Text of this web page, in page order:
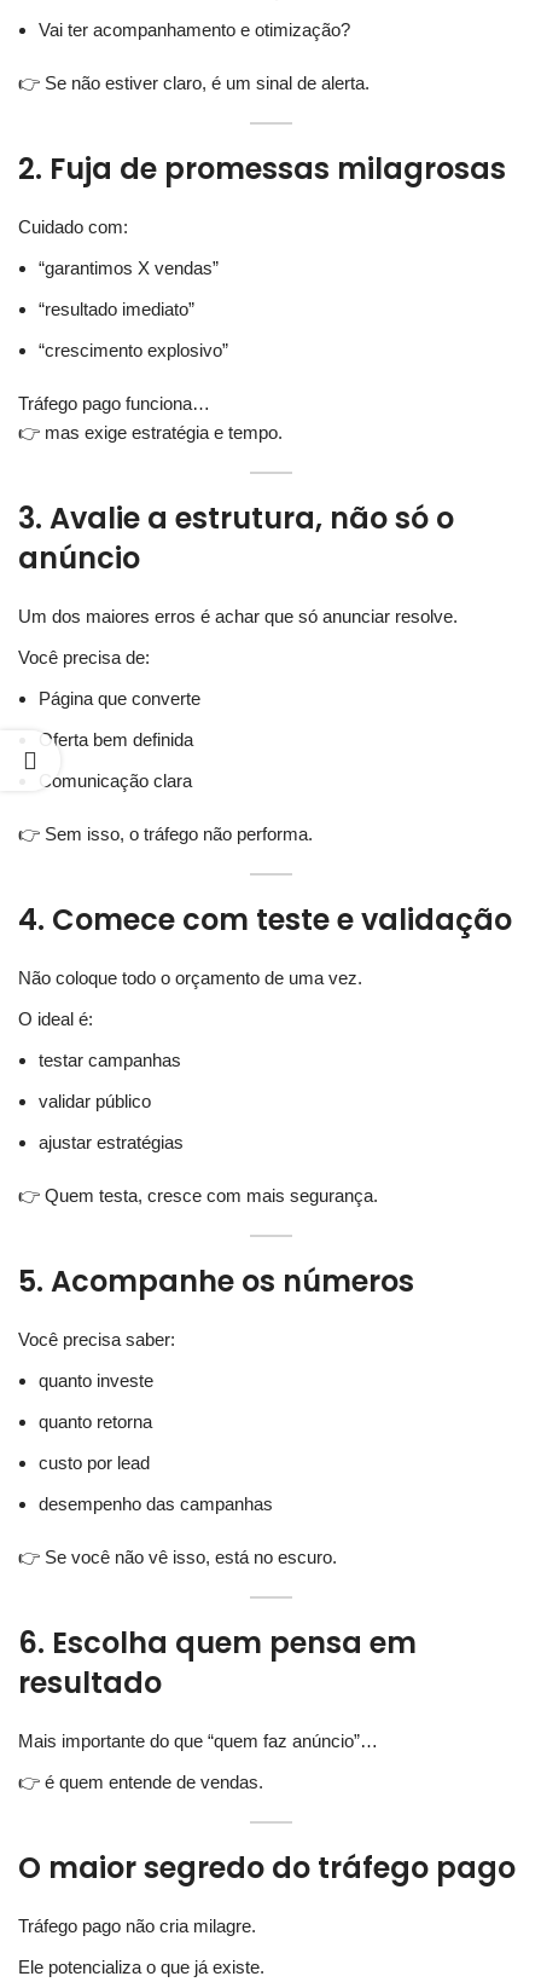
Vai ter acompanhamento e otimização?
👉 Se não estiver claro, é um sinal de alerta.
2. Fuja de promessas milagrosas
Cuidado com:
“garantimos X vendas”
“resultado imediato”
“crescimento explosivo”
Tráfego pago funciona…
👉 mas exige estratégia e tempo.
3. Avalie a estrutura, não só o
anúncio
Um dos maiores erros é achar que só anunciar resolve.
Você precisa de:
Página que converte
Oferta bem definida
Comunicação clara
👉 Sem isso, o tráfego não performa.
4. Comece com teste e validação
Não coloque todo o orçamento de uma vez.
O ideal é:
testar campanhas
validar público
ajustar estratégias
👉 Quem testa, cresce com mais segurança.
5. Acompanhe os números
Você precisa saber:
quanto investe
quanto retorna
custo por lead
desempenho das campanhas
👉 Se você não vê isso, está no escuro.
6. Escolha quem pensa em
resultado
Mais importante do que “quem faz anúncio”…
👉 é quem entende de vendas.
O maior segredo do tráfego pago
Tráfego pago não cria milagre.
Ele potencializa o que já existe.